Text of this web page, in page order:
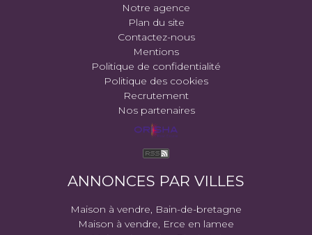
Notre agence
Plan du site
Contactez-nous
Mentions
Politique de confidentialité
Politique des cookies
Recrutement
Nos partenaires
ANNONCES PAR VILLES
Maison à vendre, Bain-de-bretagne
Maison à vendre, Erce en lamee